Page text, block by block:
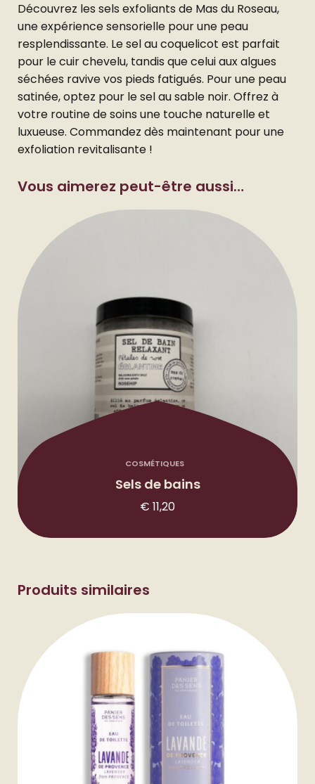
Découvrez les sels exfoliants de Mas du Roseau,
une expérience sensorielle pour une peau
resplendissante. Le sel au coquelicot est parfait
pour le cuir chevelu, tandis que celui aux algues
séchées ravive vos pieds fatigués. Pour une peau
satinée, optez pour le sel au sable noir. Offrez à
votre routine de soins une touche naturelle et
luxueuse. Commandez dès maintenant pour une
exfoliation revitalisante !
Vous aimerez peut-être aussi…
COSMÉTIQUES
Sels de bains
€ 11,20
Produits similaires